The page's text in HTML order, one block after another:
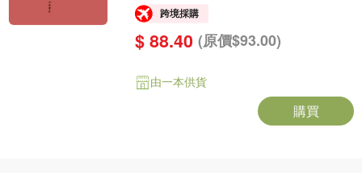
跨境採購
$ 88.40 (原價$93.00)
由一本供貨
購買